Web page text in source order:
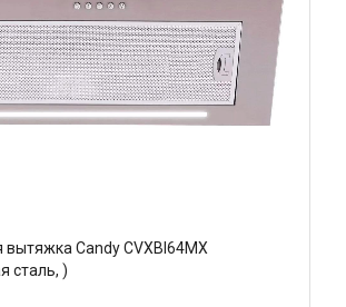
вытяжка Candy CVXBI64MX
сталь, )